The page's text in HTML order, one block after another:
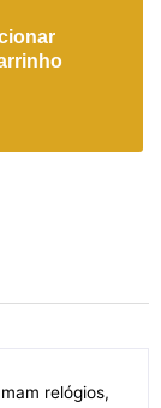
relógios,